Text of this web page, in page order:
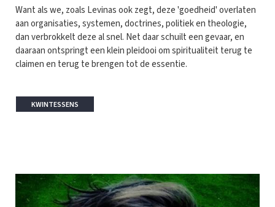
Want als we, zoals Levinas ook zegt, deze 'goedheid' overlaten
aan organisaties, systemen, doctrines, politiek en theologie,
dan verbrokkelt deze al snel. Net daar schuilt een gevaar, en
daaraan ontspringt een klein pleidooi om spiritualiteit terug te
claimen en terug te brengen tot de essentie.
KWINTESSENS